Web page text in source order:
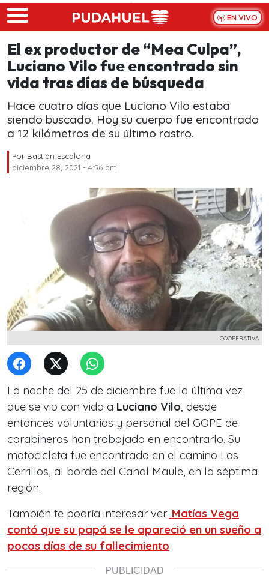
Skip to main content
EN VIVO
El ex productor de “Mea Culpa”,
Luciano Vilo fue encontrado sin
vida tras días de búsqueda
Hace cuatro días que Luciano Vilo estaba
siendo buscado. Hoy su cuerpo fue encontrado
a 12 kilómetros de su último rastro.
Por Bastián Escalona
diciembre 28, 2021 - 4:56 pm
COOPERATIVA
La noche del 25 de diciembre fue la última vez
que se vio con vida a Luciano Vilo, desde
entonces voluntarios y personal del GOPE de
carabineros han trabajado en encontrarlo. Su
motocicleta fue encontrada en el camino Los
Cerrillos, al borde del Canal Maule, en la séptima
región.
También te podría interesar ver: Matías Vega
contó que su papá se le apareció en un sueño a
pocos días de su fallecimiento